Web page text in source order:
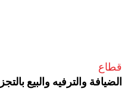
قطاع
الضيافة والترفيه والبيع